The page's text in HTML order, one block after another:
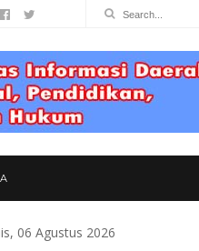
KAMI
06 Agustus 2026